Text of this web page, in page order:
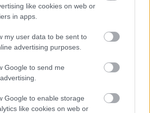
like cookies on web or
in apps.
my user data to be sent to
advertising purposes.
Google to send me
Google to enable storage
like cookies on web or
Füge László
Jánosés a szereplők